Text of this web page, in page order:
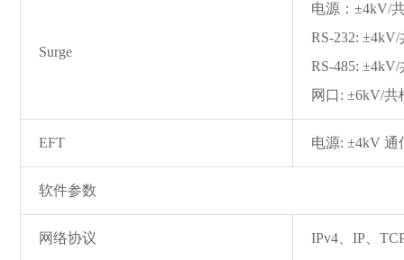
Surge
电源：±4kV/
RS-232: ±4kV/
RS-485:
网口: ±6kV/
EFT 电源: ±4kV 通
软件参数
网络协议 IPv4、IP、